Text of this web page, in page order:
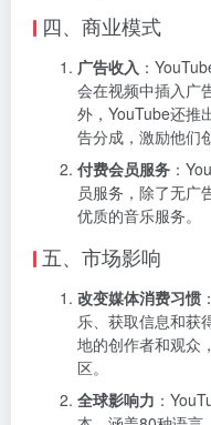
四、商业模式
广告收入 ：
会在视频中插入广
外，YouTube还推
告分成，激励他们
付费会员服务 ：
员服务，除了无广
优质的音乐服务。
五、市场影响
改变媒体消费习惯
乐、获取信息和获
地的创作者和观众
区。
全球影响力 ：